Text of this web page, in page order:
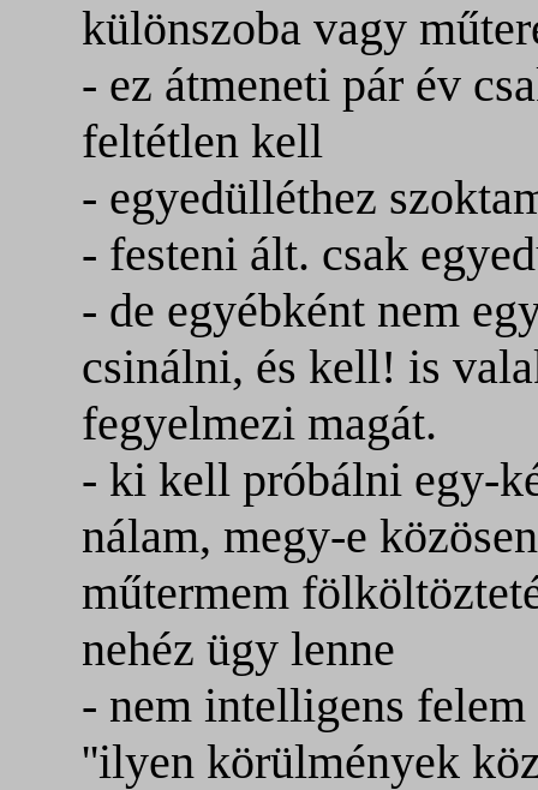
különszoba vagy
- ez átmeneti pár év
feltétlen kell
- egyedülléthez
- festeni ált. csak
- de egyébként nem
csinálni, és kell! is
fegyelmezi magát.
- ki kell próbálni egy-
nálam, megy-e
műtermem
nehéz ügy lenne
- nem intelligens
''ilyen körülmények